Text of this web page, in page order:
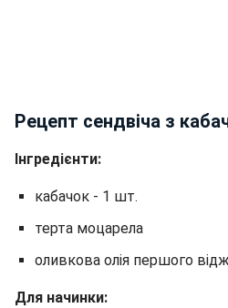
Рецепт сендвіча з
Інгредієнти:
кабачок - 1 шт.
терта моцарела
оливкова олія першого
Для начинки: